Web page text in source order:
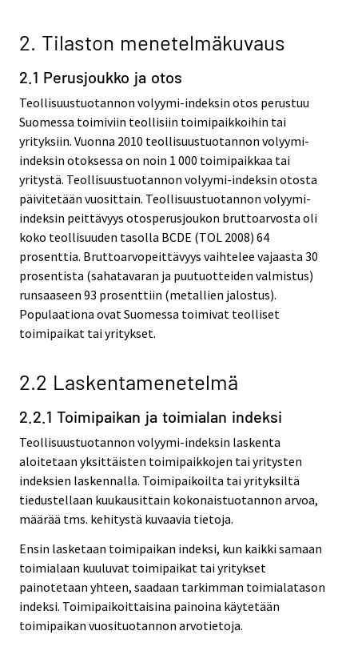
2. Tilaston menetelmäkuvaus
2.1 Perusjoukko ja otos
Teollisuustuotannon volyymi-indeksin otos perustuu
Suomessa toimiviin teollisiin toimipaikkoihin tai
yrityksiin. Vuonna 2010 teollisuustuotannon volyymi-
indeksin otoksessa on noin 1 000 toimipaikkaa tai
yritystä. Teollisuustuotannon volyymi-indeksin otosta
päivitetään vuosittain. Teollisuustuotannon volyymi-
indeksin peittävyys otosperusjoukon bruttoarvosta oli
koko teollisuuden tasolla BCDE (TOL 2008) 64
prosenttia. Bruttoarvopeittävyys vaihtelee vajaasta 30
prosentista (sahatavaran ja puutuotteiden valmistus)
runsaaseen 93 prosenttiin (metallien jalostus).
Populaationa ovat Suomessa toimivat teolliset
toimipaikat tai yritykset.
2.2 Laskentamenetelmä
2.2.1 Toimipaikan ja toimialan indeksi
Teollisuustuotannon volyymi-indeksin laskenta
aloitetaan yksittäisten toimipaikkojen tai yritysten
indeksien laskennalla. Toimipaikoilta tai yrityksiltä
tiedustellaan kuukausittain kokonaistuotannon arvoa,
määrää tms. kehitystä kuvaavia tietoja.
Ensin lasketaan toimipaikan indeksi, kun kaikki samaan
toimialaan kuuluvat toimipaikat tai yritykset
painotetaan yhteen, saadaan tarkimman toimialatason
indeksi. Toimipaikoittaisina painoina käytetään
toimipaikan vuosituotannon arvotietoja.